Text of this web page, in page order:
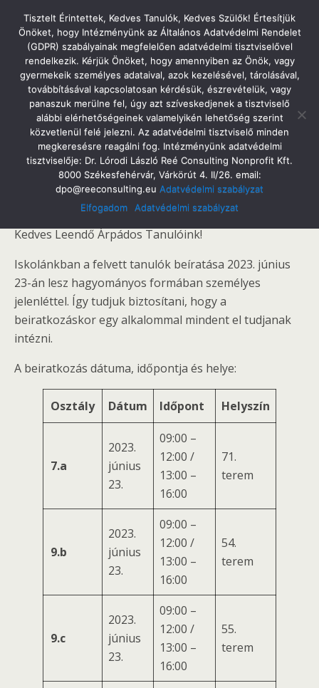
Tatabányai Árpád Gimnázium
2023. Június 10. Szombat
Beiratkozási Tájékoztató 2023
Megosztás Tweet Pin Email SMS
Tisztelt Szülők!
Kedves Leendő Árpádos Tanulóink!
Iskolánkban a felvett tanulók beíratása 2023. június
23-án lesz hagyományos formában személyes
jelenléttel. Így tudjuk biztosítani, hogy a
beiratkozáskor egy alkalommal mindent el tudjanak
intézni.
A beiratkozás dátuma, időpontja és helye:
Osztály Dátum Időpont Helyszín
7.a
2023.
június
23.
09:00 –
12:00 /
13:00 –
16:00
71.
terem
9.b
2023.
június
23.
09:00 –
12:00 /
13:00 –
16:00
54.
terem
9.c
2023.
június
23.
09:00 –
12:00 /
13:00 –
16:00
55.
terem
Tisztelt Érintettek, Kedves Tanulók, Kedves Szülők! Értesítjük
Önöket, hogy Intézményünk az Általános Adatvédelmi Rendelet
(GDPR) szabályainak megfelelően adatvédelmi tisztviselővel
rendelkezik. Kérjük Önöket, hogy amennyiben az Önök, vagy
gyermekeik személyes adataival, azok kezelésével, tárolásával,
továbbításával kapcsolatosan kérdésük, észrevételük, vagy
panaszuk merülne fel, úgy azt szíveskedjenek a tisztviselő
alábbi elérhetőségeinek valamelyikén lehetőség szerint
közvetlenül felé jelezni. Az adatvédelmi tisztviselő minden
megkeresésre reagálni fog. Intézményünk adatvédelmi
tisztviselője: Dr. Lórodi László Reé Consulting Nonprofit Kft.
8000 Székesfehérvár, Várkörút 4. II/26. email:
dpo@reeconsulting.eu Adatvédelmi szabályzat
Elfogadom
Adatvédelmi szabályzat